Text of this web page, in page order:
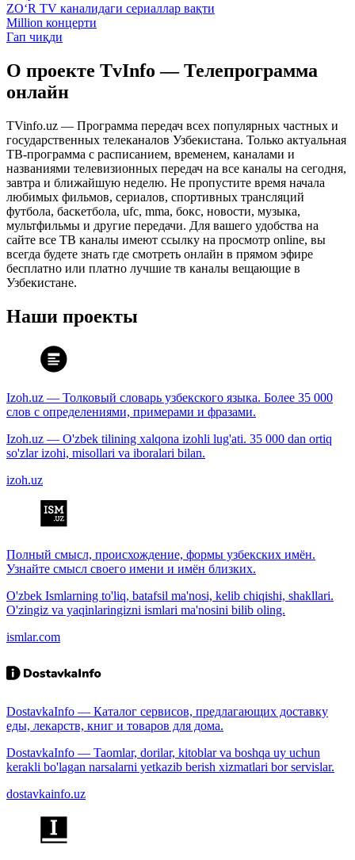
ZO‘R TV каналидаги сериаллар вақти
Million концерти
Гап чиқди
О проекте TvInfo — Телепрограмма
онлайн
TVinfo.uz — Программа передач всех популярных частных и
государственных телеканалов Узбекистана. Только актуальная
ТВ-программа с расписанием, временем, каналами и
названиями телевизионных передач на все каналы на сегодня,
завтра и ближайшую неделю. Не пропустите время начала
любимых фильмов, сериалов, спортивных трансляций
футбола, баскетбола, ufc, mma, бокс, новости, музыка,
мультфильмы и другие передачи. Для вашего удобства на
сайте все ТВ каналы имеют ссылку на просмотр online, вы
всегда будете знать где смотреть онлайн в прямом эфире
бесплатно или платно лучшие тв каналы вещающие в
Узбекистане.
Наши проекты
Izoh.uz — Толковый словарь узбекского языка. Более 35 000
слов с определениями, примерами и фразами.
Izoh.uz — O'zbek tilining xalqona izohli lug'ati. 35 000 dan ortiq
so'zlar izohi, misollari va iboralari bilan.
izoh.uz
Полный смысл, происхождение, формы узбекских имён.
Узнайте смысл своего имени и имён близких.
O'zbek Ismlarning to'liq, batafsil ma'nosi, kelib chiqishi, shakllari.
O'zingiz va yaqinlaringizni ismlari ma'nosini bilib oling.
ismlar.com
DostavkaInfo — Каталог сервисов, предлагающих доставку
еды, лекарств, книг и товаров для дома.
DostavkaInfo — Taomlar, dorilar, kitoblar va boshqa uy uchun
kerakli bo'lagan narsalarni yetkazib berish xizmatlari bor servislar.
dostavkainfo.uz